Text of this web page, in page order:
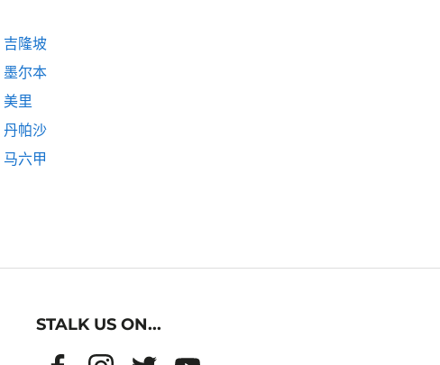
吉隆坡
墨尔本
美里
丹帕沙
马六甲
STALK US ON...